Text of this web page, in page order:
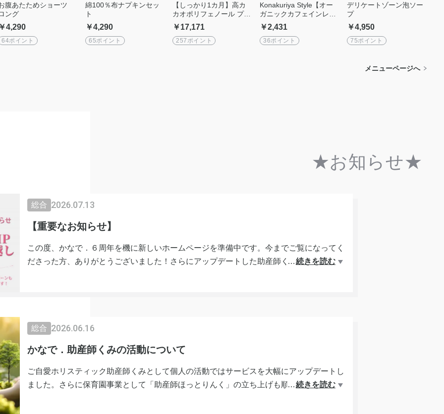
腹あたためショーツ
ング
4,290
64ポイント
綿100％布ナプキンセッ
ト
￥4,290
65ポイント
【しっかり1カ月】高カ
カオポリフェノール プレ
ミアムベルギーチョコレ
ート《Gi26》20ｇ×30袋
￥17,171
257ポイント
Konakuriya Style【オー
ガニックカフェインレス
インスタントコーヒー】
60ｇアルミ袋 こねこ便
発送
￥2,431
36ポイント
デリケートゾーン泡ソー
プ
￥4,950
75ポイント
メニューページへ
★お知らせ★
総合 2026.07.13
【重要なお知らせ】
この度、かなで．６周年を機に新しいホームページを準備中です。今までご覧になってく
ださった方、ありがとうございました！さらにアップデートした助産師くみをお届けして
…続きを読む
総合 2026.06.16
かなで．助産師くみの活動について
ご自愛ホリスティック助産師くみとして個人の活動ではサービスを大幅にアップデートし
ました。さらに保育園事業として「助産師ほっとりんく」の立ち上げも順調に始まり、法
…続きを読む